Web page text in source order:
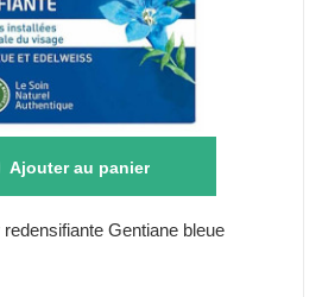
Ajouter au panier
Gentiane bleue